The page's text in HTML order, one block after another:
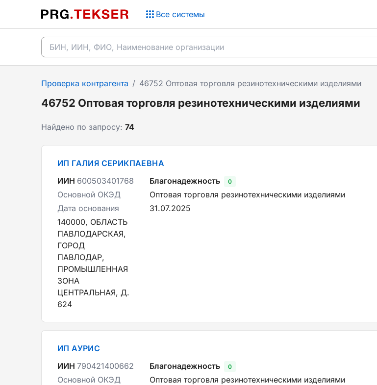
Все системы
Проверка контрагента / 46752 Оптовая торговля резинотехническими изделиями
46752 Оптовая торговля резинотехническими изделиями
Найдено по запросу: 74
ИП ГАЛИЯ СЕРИКПАЕВНА
ИИН 600503401768 Благонадежность 0
Основной ОКЭД
Оптовая торговля резинотехническими изделиями
Дата основания
31.07.2025
140000, ОБЛАСТЬ
ПАВЛОДАРСКАЯ,
ГОРОД
ПАВЛОДАР,
ПРОМЫШЛЕННАЯ
ЗОНА
ЦЕНТРАЛЬНАЯ, Д.
624
ИП АУРИС
ИИН 790421400662 Благонадежность 0
Основной ОКЭД
Оптовая торговля резинотехническими изделиями